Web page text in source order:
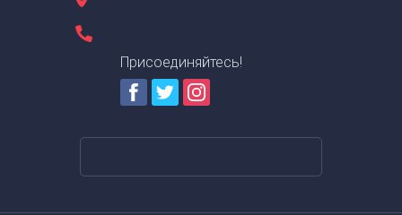
Присоединяйтесь!